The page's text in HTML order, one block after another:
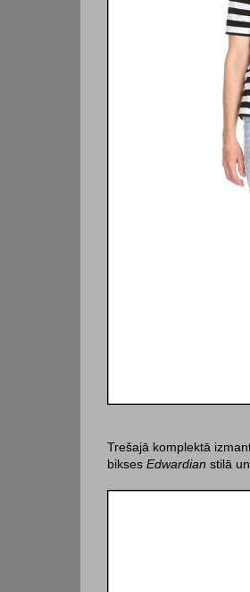
Trešajā komplektā
bikses Edwardian stilā